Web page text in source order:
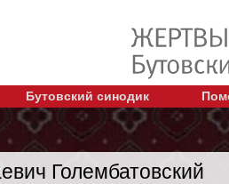
Бутовский синодик
Голембатовский